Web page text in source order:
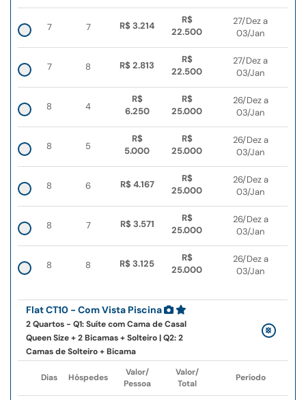
7 7 R$ 3.214
R$
22.500
27/Dez a
03/Jan
7 8 R$ 2.813
R$
22.500
27/Dez a
03/Jan
8 4
R$
6.250
R$
25.000
26/Dez a
03/Jan
8 5
R$
5.000
R$
25.000
26/Dez a
03/Jan
8 6 R$ 4.167
R$
25.000
26/Dez a
03/Jan
8 7 R$ 3.571
R$
25.000
26/Dez a
03/Jan
8 8 R$ 3.125
R$
25.000
26/Dez a
03/Jan
Flat CT10 - Com Vista Piscina
2 Quartos - Q1: Suíte com Cama de Casal
Queen Size + 2 Bicamas + Solteiro | Q2: 2
Camas de Solteiro + Bicama
Dias Hóspedes
Valor/
Pessoa
Valor/
Total
Período